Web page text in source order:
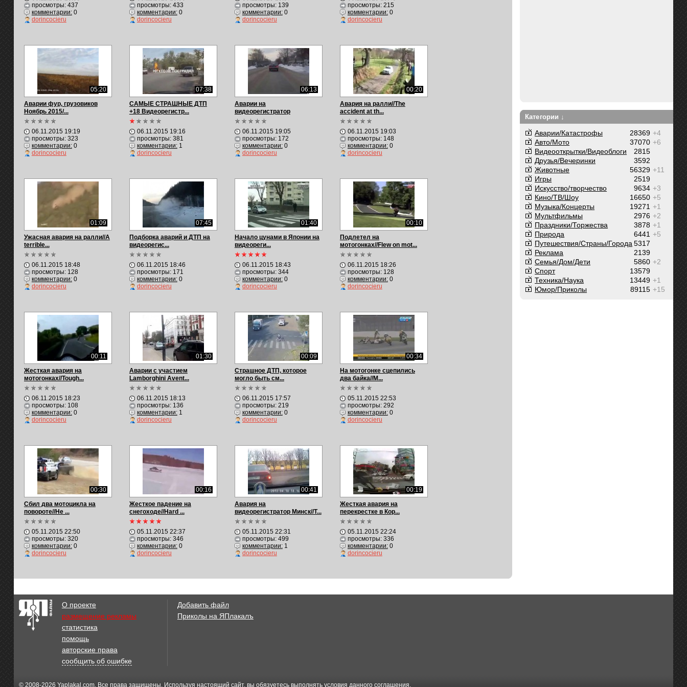
просмотры: 437
комментарии:0
dorincocieru
просмотры: 433
комментарии:0
dorincocieru
просмотры: 139
комментарии:0
dorincocieru
просмотры: 215
комментарии:0
dorincocieru
05:20
Аварии фур, грузовиков
Ноябрь 2015/...
06.11.2015 19:19
просмотры: 323
комментарии:0
dorincocieru
07:38
САМЫЕ СТРАШНЫЕ ДТП
+18 Видеорегистр...
06.11.2015 19:16
просмотры: 381
комментарии:1
dorincocieru
06:13
Аварии на
видеорегистратор
подборка...
06.11.2015 19:05
просмотры: 172
комментарии:0
dorincocieru
00:20
Авария на ралли//The
accident at th...
06.11.2015 19:03
просмотры: 148
комментарии:0
dorincocieru
01:09
Ужасная авария на ралли//A
terrible...
06.11.2015 18:48
просмотры: 128
комментарии:0
dorincocieru
07:45
Подборка аварий и ДТП на
видеорегис...
06.11.2015 18:46
просмотры: 171
комментарии:0
dorincocieru
01:40
Начало цунами в Японии на
видеореги...
06.11.2015 18:43
просмотры: 344
комментарии:0
dorincocieru
00:10
Подлетел на
мотогонках//Flew on mot...
06.11.2015 18:26
просмотры: 128
комментарии:0
dorincocieru
00:11
Жесткая авария на
мотогонках//Tough...
06.11.2015 18:23
просмотры: 108
комментарии:0
dorincocieru
01:30
Aварии с участием
Lamborghini Avent...
06.11.2015 18:13
просмотры: 136
комментарии:1
dorincocieru
00:09
Страшное ДТП, которое
могло быть см...
06.11.2015 17:57
просмотры: 219
комментарии:0
dorincocieru
00:34
На мотогонке сцепилиcь
два байка//M...
05.11.2015 22:53
просмотры: 292
комментарии:0
dorincocieru
00:30
Сбил два мотоцикла на
повороте//He ...
05.11.2015 22:50
просмотры: 320
комментарии:0
dorincocieru
00:16
Жесткое падение на
снегоходе//Hard ...
05.11.2015 22:37
просмотры: 346
комментарии:0
dorincocieru
00:41
Авария на
видеорегистратор Минск//T...
05.11.2015 22:31
просмотры: 499
комментарии:1
dorincocieru
00:19
Жесткая авария на
перекрестке в Кор...
05.11.2015 22:24
просмотры: 336
комментарии:0
dorincocieru
Категории ↓
+4
28369
Аварии/Катастрофы
+6
37070
Авто/Мото
2815
Видеооткрытки/Видеоблоги
3592
Друзья/Вечеринки
+11
56329
Животные
2519
Игры
+3
9634
Искусство/творчество
+5
16650
Кино/ТВ/Шоу
+1
19271
Музыка/Концерты
+2
2976
Мультфильмы
+1
3878
Праздники/Торжества
+5
6441
Природа
5317
Путешествия/Cтраны/Города
2139
Реклама
+2
5860
Семья/Дом/Дети
13579
Спорт
+1
13449
Техника/Наука
+15
89115
Юмор/Приколы
О проекте
размещение рекламы
статистика
помощь
авторские права
сообщить об ошибке
Добавить файл
Приколы на ЯПлакалъ
© 2008-2026 Yaplakal.com. Все права защищены. Используя настоящий сайт, вы обязуетесь выполнять условия данного соглашения.